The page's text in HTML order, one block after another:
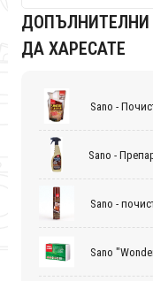
ДА ХАРЕСАТЕ